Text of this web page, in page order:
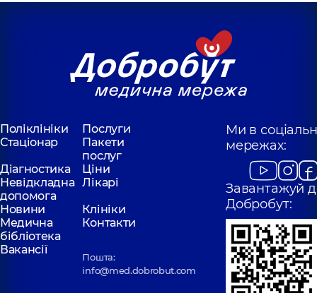
Поліклініки
Послуги
Стаціонар
Пакети
послуг
Діагностика
Ціни
Невідкладна
допомога
Лікарі
Новини
Клініки
Медична
бібліотека
Контакти
Вакансії
Пошта:
info@med.dobrobut.com
Ми в
мережах:
Завантажуй
Добробут: